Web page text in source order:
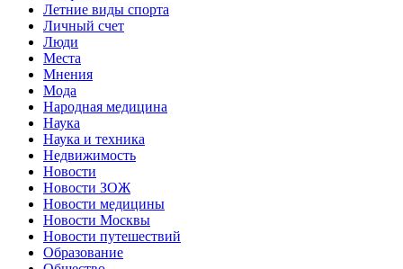
Летние виды спорта
Личный счет
Люди
Места
Мнения
Мода
Народная медицина
Наука
Наука и техника
Недвижимость
Новости
Новости ЗОЖ
Новости медицины
Новости Москвы
Новости путешествий
Образование